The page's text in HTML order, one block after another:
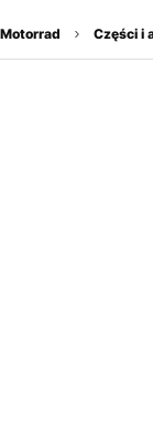
Części i